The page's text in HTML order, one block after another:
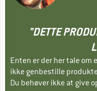
"DETTE
Enten er der her tale om
ikke genbestille
Du behøver ikke at give